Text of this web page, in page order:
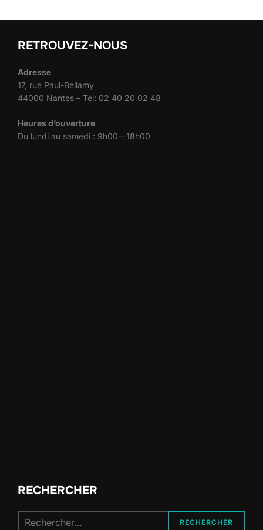
RETROUVEZ-NOUS
Adresse
17, rue Paul-Bellamy
44000 Nantes – Tél: 02 40 20 02 48
Heures d’ouverture
Du lundi au samedi : 9h00—18h00
RECHERCHER
RECHERCHER